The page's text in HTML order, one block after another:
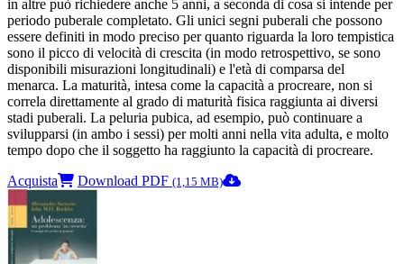
in altre può richiedere anche 5 anni, a seconda di cosa si intende per
periodo puberale completato. Gli unici segni puberali che possono
essere definiti in modo preciso per quanto riguarda la loro tempistica
sono il picco di velocità di crescita (in modo retrospettivo, se sono
disponibili misurazioni longitudinali) e l'età di comparsa del
menarca. La maturità, intesa come la capacità a procreare, non si
correla direttamente al grado di maturità fisica raggiunta ai diversi
stadi puberali. La peluria pubica, ad esempio, può continuare a
svilupparsi (in ambo i sessi) per molti anni nella vita adulta, e molto
tempo dopo che il soggetto ha raggiunto la capacità di procreare.
Acquista
Download PDF (1,15 MB)